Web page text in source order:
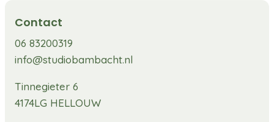
Contact
06 83200319
info@studiobambacht.nl
Tinnegieter 6
4174LG HELLOUW